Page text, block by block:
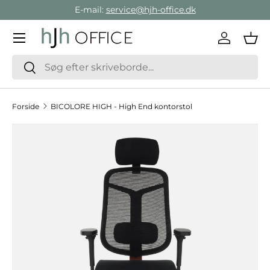
Gå direkte til indholdet
E-mail: service@hjh-office.dk
SøgSøg
Log ind
Menu
Forside BICOLORE HIGH - High End kontorstol
Hop til produktinformation